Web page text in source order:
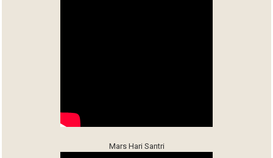
Mars Hari Santri